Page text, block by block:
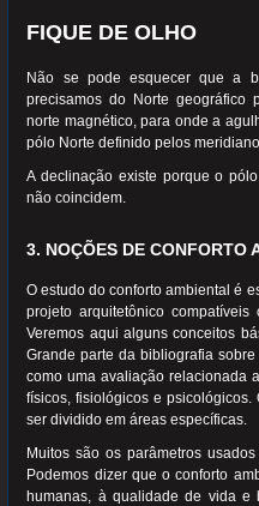
FIQUE DE OLHO
Não se pode esquecer que a
precisamos do Norte geográfico
norte magnético, para onde a
pólo Norte definido pelos
A declinação existe porque o
não coincidem.
3. NOÇÕES DE CONFORTO
O estudo do conforto ambiental é
projeto arquitetônico
Veremos aqui alguns conceitos
Grande parte da bibliografia
como uma avaliação relacionada
físicos, fisiológicos e
ser dividido em áreas específicas.
Muitos são os parâmetros
Podemos dizer que o conforto
humanas, à qualidade de vida e